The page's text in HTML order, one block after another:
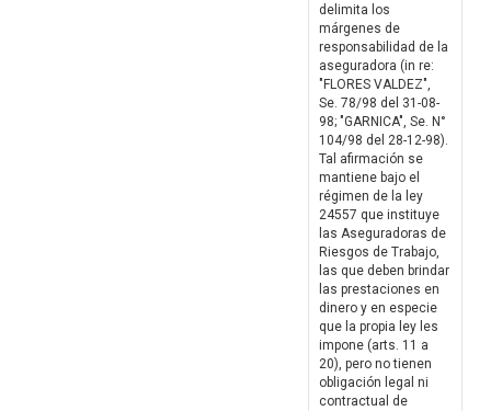
delimita los
márgenes de
responsabilidad de la
aseguradora (in re:
"FLORES VALDEZ",
Se. 78/98 del 31-08-
98; "GARNICA", Se. N°
104/98 del 28-12-98).
Tal afirmación se
mantiene bajo el
régimen de la ley
24557 que instituye
las Aseguradoras de
Riesgos de Trabajo,
las que deben brindar
las prestaciones en
dinero y en especie
que la propia ley les
impone (arts. 11 a
20), pero no tienen
obligación legal ni
contractual de